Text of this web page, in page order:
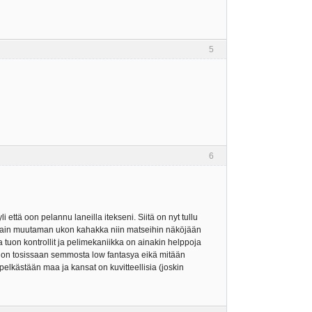
5
6
että oon pelannu laneilla itekseni. Siitä on nyt tullu
muutaman ukon kahakka niin matseihin näköjään
tuon kontrollit ja pelimekaniikka on ainakin helppoja
tosissaan semmosta low fantasya eikä mitään
maa ja kansat on kuvitteellisia (joskin